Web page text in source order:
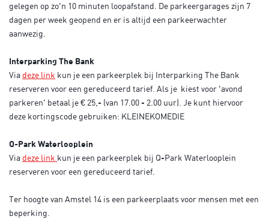
gelegen op zo'n 10 minuten loopafstand. De parkeergarages zijn 7
dagen per week geopend en er is altijd een parkeerwachter
aanwezig.
Interparking The Bank
Via deze link kun je een parkeerplek bij Interparking The Bank
reserveren voor een gereduceerd tarief. Als je kiest voor 'avond
parkeren' betaal je € 25,- (van 17.00 - 2.00 uur). Je kunt hiervoor
deze kortingscode gebruiken: KLEINEKOMEDIE
Q-Park Waterlooplein
Via deze link kun je een parkeerplek bij Q-Park Waterlooplein
reserveren voor een gereduceerd tarief.
Ter hoogte van Amstel 14 is een parkeerplaats voor mensen met een
beperking.